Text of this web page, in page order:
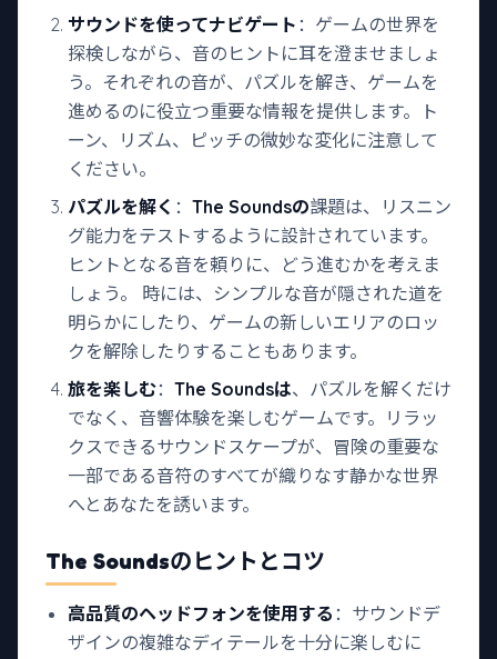
サウンドを使ってナビゲート ：ゲームの世界を
探検しながら、音のヒントに耳を澄ませましょ
う。それぞれの音が、パズルを解き、ゲームを
進めるのに役立つ重要な情報を提供します。ト
ーン、リズム、ピッチの微妙な変化に注意して
ください。
パズルを解く ： The Soundsの課題は、リスニン
グ能力をテストするように設計されています。
ヒントとなる音を頼りに、どう進むかを考えま
しょう。 時には、シンプルな音が隠された道を
明らかにしたり、ゲームの新しいエリアのロッ
クを解除したりすることもあります。
旅を楽しむ： The Soundsは、パズルを解くだけ
でなく、音響体験を楽しむゲームです。リラッ
クスできるサウンドスケープが、冒険の重要な
一部である音符のすべてが織りなす静かな世界
へとあなたを誘います。
The Soundsの ヒントとコツ
高品質のヘッドフォンを使用する ：サウンドデ
ザインの複雑なディテールを十分に楽しむに